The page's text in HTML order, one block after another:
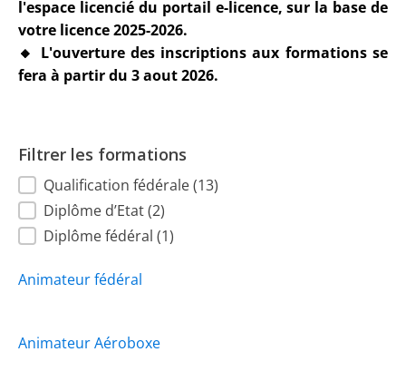
l'espace licencié du portail e-licence, sur la base de
votre licence 2025-2026.
🔸 L'ouverture des inscriptions aux formations se
fera à partir du 3 aout 2026.
Filtrer les formations
type de formation
Qualification fédérale(13)
Diplôme d’Etat(2)
Diplôme fédéral (1)
Animateur fédéral
Animateur Aéroboxe